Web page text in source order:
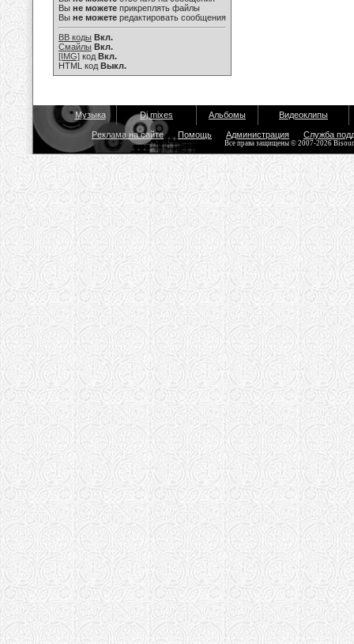
Вы не можете прикреплять файлы
Вы не можете редактировать сообщения
BB коды Вкл.
Смайлы Вкл.
[IMG] код Вкл.
HTML код Выкл.
Музыка Dj mixes Альбомы Видеоклипы
Реклама на сайте Помощь Администрация Служба
Все права защищены © 2007-2026